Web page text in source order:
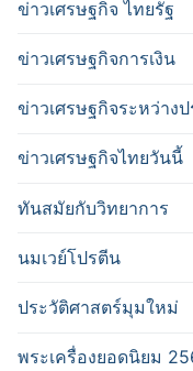
ข่าวเศรษฐกิจ ไทยรัฐ
ข่าวเศรษฐกิจการเงิน
ข่าวเศรษฐกิจระหว่างป
ข่าวเศรษฐกิจไทยวันนี้
ทันสมัยกับวิทยาการ
นมเวย์โปรตีน
ประวัติศาสตร์มุมใหม่
พระเครื่องยอดนิยม